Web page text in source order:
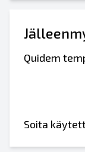
Quidem
Soita